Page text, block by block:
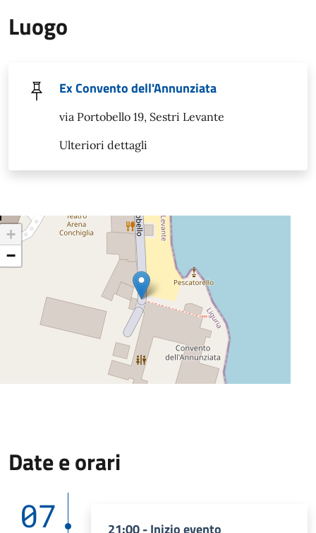
Luogo
Ex Convento dell'Annunziata
via Portobello 19, Sestri Levante
Ulteriori dettagli
+
−
Date e orari
07 21:00 - Inizio evento